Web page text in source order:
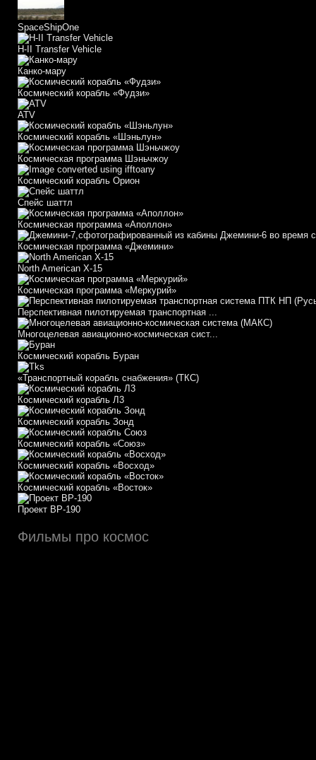
SpaceShipOne
H-II Transfer Vehicle
Канко-мару
Космический корабль «Фудзи»
АТV
Космический корабль «Шэньлун»
Космическая программа Шэньчжоу
Космический корабль Орион
Спейс шаттл
Космическая программа «Аполлон»
Космическая программа «Джемини»
North American X-15
Космическая программа «Меркурий»
Перспективная пилотируемая транспортная ...
Многоцелевая авиационно-космическая сист...
Космический корабль Буран
«Транспортный корабль снабжения» (ТКС)
Космический корабль Л3
Космический корабль Зонд
Космический корабль «Союз»
Космический корабль «Восход»
Космический корабль «Восток»
Проект ВР-190
Фильмы про космос